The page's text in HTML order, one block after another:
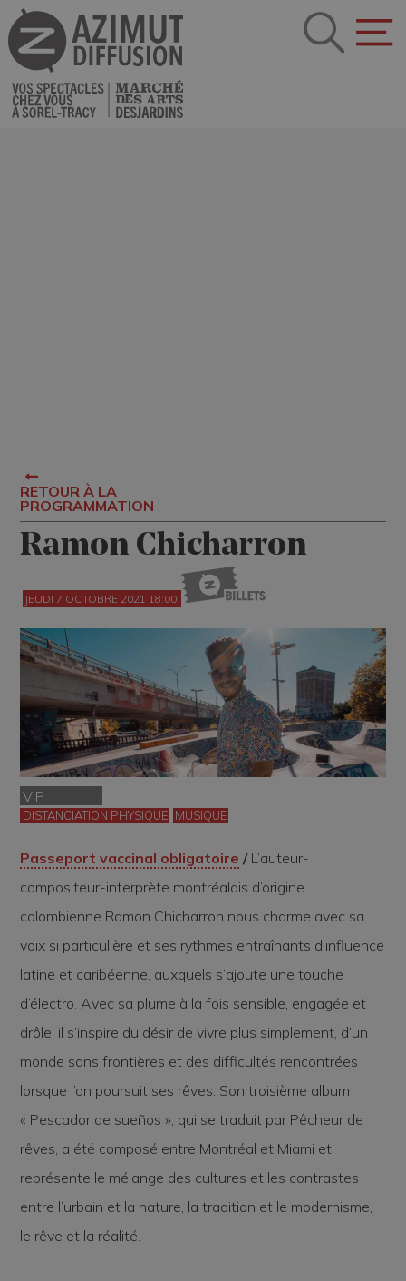
RETOUR À LA
PROGRAMMATION
Ramon Chicharron
JEUDI 7 OCTOBRE 2021 18:00
VIP
DISTANCIATION PHYSIQUE MUSIQUE
Passeport vaccinal obligatoire / L’auteur-
compositeur-interprète montréalais d’origine
colombienne Ramon Chicharron nous charme avec sa
voix si particulière et ses rythmes entraînants d’influence
latine et caribéenne, auxquels s’ajoute une touche
d’électro. Avec sa plume à la fois sensible, engagée et
drôle, il s’inspire du désir de vivre plus simplement, d’un
monde sans frontières et des difficultés rencontrées
lorsque l’on poursuit ses rêves. Son troisième album
« Pescador de sueños », qui se traduit par Pêcheur de
rêves, a été composé entre Montréal et Miami et
représente le mélange des cultures et les contrastes
entre l’urbain et la nature, la tradition et le modernisme,
le rêve et la réalité.